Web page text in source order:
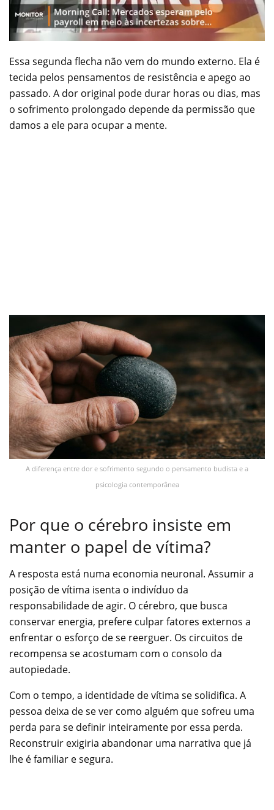
Essa segunda flecha não vem do mundo externo. Ela é
tecida pelos pensamentos de resistência e apego ao
passado. A dor original pode durar horas ou dias, mas
o sofrimento prolongado depende da permissão que
damos a ele para ocupar a mente.
A diferença entre dor e sofrimento segundo o pensamento budista e a
psicologia contemporânea
Por que o cérebro insiste em
manter o papel de vítima?
A resposta está numa economia neuronal. Assumir a
posição de vítima isenta o indivíduo da
responsabilidade de agir. O cérebro, que busca
conservar energia, prefere culpar fatores externos a
enfrentar o esforço de se reerguer. Os circuitos de
recompensa se acostumam com o consolo da
autopiedade.
Com o tempo, a identidade de vítima se solidifica. A
pessoa deixa de se ver como alguém que sofreu uma
perda para se definir inteiramente por essa perda.
Reconstruir exigiria abandonar uma narrativa que já
lhe é familiar e segura.